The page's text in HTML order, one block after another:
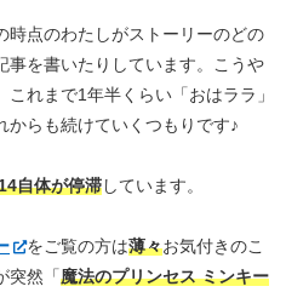
時点のわたしがストーリーのどの
事を書いたりしています。こうや
れまで1年半くらい「おはララ」
からも続けていくつもりです♪
自体が停滞しています。
をご覧の方は薄々お気付きのこ
突然「魔法のプリンセス ミンキー